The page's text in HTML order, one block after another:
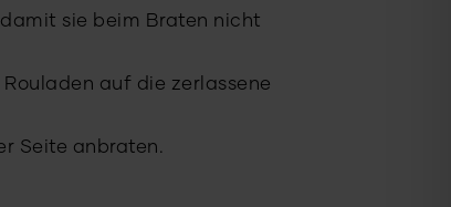
sie beim Braten nicht
auf die zerlassene
Seite anbraten.